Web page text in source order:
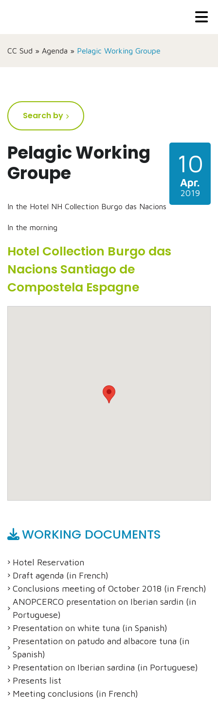
CC Sud » Agenda » Pelagic Working Groupe
Pelagic Working
Groupe
In the Hotel NH Collection Burgo das Nacions
In the morning
10
Apr.
2019
Hotel Collection Burgo das
Nacions Santiago de
Compostela Espagne
WORKING DOCUMENTS
Hotel Reservation
Draft agenda (in French)
Conclusions meeting of October 2018 (in French)
ANOPCERCO presentation on Iberian sardin (in
Portuguese)
Presentation on white tuna (in Spanish)
Presentation on patudo and albacore tuna (in
Spanish)
Presentation on Iberian sardina (in Portuguese)
Presents list
Meeting conclusions (in French)
Search by